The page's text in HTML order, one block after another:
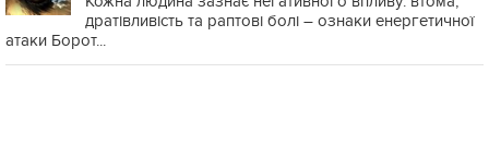
дратівливість та раптові болі – ознаки енергетичної
атаки Борот...